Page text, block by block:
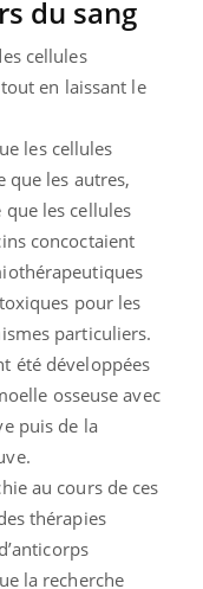
du sang
cellules
en laissant le
les cellules
que les autres,
les cellules
concoctaient
pour les
particuliers.
été développées
osseuse avec
puis de la
au cours de ces
thérapies
la recherche